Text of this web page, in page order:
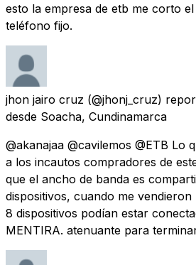
esto la empresa de etb me corto
teléfono fijo.
jhon jairo cruz (@jhonj_cruz)
desde Soacha, Cundinamarca
@akanajaa @cavilemos @ETB Lo
a los incautos compradores de
que el ancho de banda es
dispositivos, cuando me
8 dispositivos podían estar
MENTIRA. atenuante para